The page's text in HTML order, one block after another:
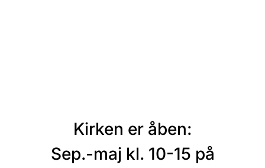
Kirken er åben:
Sep.-maj kl. 10-15 på